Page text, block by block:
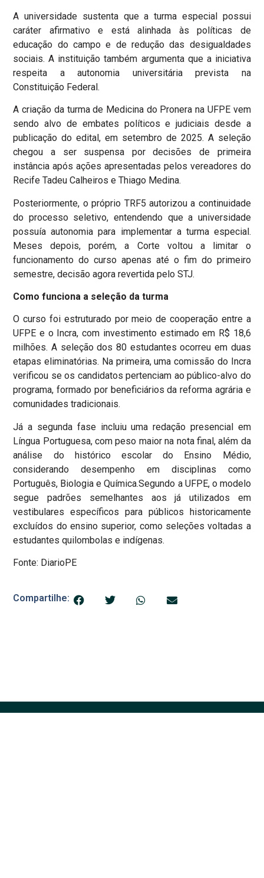
A universidade sustenta que a turma especial possui
caráter afirmativo e está alinhada às políticas de
educação do campo e de redução das desigualdades
sociais. A instituição também argumenta que a iniciativa
respeita a autonomia universitária prevista na
Constituição Federal.
A criação da turma de Medicina do Pronera na UFPE vem
sendo alvo de embates políticos e judiciais desde a
publicação do edital, em setembro de 2025. A seleção
chegou a ser suspensa por decisões de primeira
instância após ações apresentadas pelos vereadores do
Recife Tadeu Calheiros e Thiago Medina.
Posteriormente, o próprio TRF5 autorizou a continuidade
do processo seletivo, entendendo que a universidade
possuía autonomia para implementar a turma especial.
Meses depois, porém, a Corte voltou a limitar o
funcionamento do curso apenas até o fim do primeiro
semestre, decisão agora revertida pelo STJ.
Como funciona a seleção da turma
O curso foi estruturado por meio de cooperação entre a
UFPE e o Incra, com investimento estimado em R$ 18,6
milhões. A seleção dos 80 estudantes ocorreu em duas
etapas eliminatórias. Na primeira, uma comissão do Incra
verificou se os candidatos pertenciam ao público-alvo do
programa, formado por beneficiários da reforma agrária e
comunidades tradicionais.
Já a segunda fase incluiu uma redação presencial em
Língua Portuguesa, com peso maior na nota final, além da
análise do histórico escolar do Ensino Médio,
considerando desempenho em disciplinas como
Português, Biologia e Química.Segundo a UFPE, o modelo
segue padrões semelhantes aos já utilizados em
vestibulares específicos para públicos historicamente
excluídos do ensino superior, como seleções voltadas a
estudantes quilombolas e indígenas.
Fonte: DiarioPE
Compartilhe: